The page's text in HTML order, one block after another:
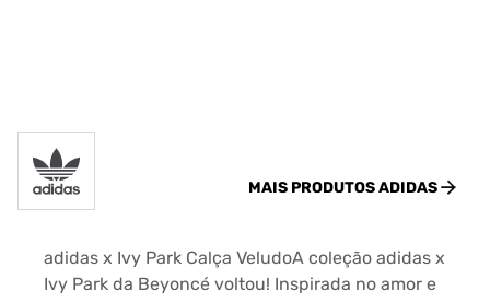
MAIS PRODUTOSADIDAS
adidas x Ivy Park Calça VeludoA coleção adidas x
Ivy Park da Beyoncé voltou! Inspirada no amor e